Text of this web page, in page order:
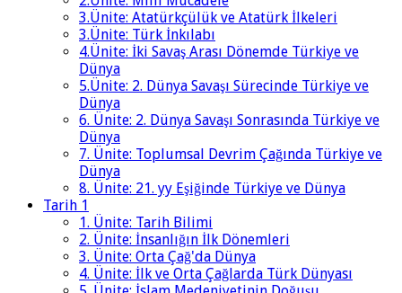
3.Ünite: Atatürkçülük ve Atatürk İlkeleri
3.Ünite: Türk İnkılabı
4.Ünite: İki Savaş Arası Dönemde Türkiye ve
Dünya
5.Ünite: 2. Dünya Savaşı Sürecinde Türkiye ve
Dünya
6. Ünite: 2. Dünya Savaşı Sonrasında Türkiye ve
Dünya
7. Ünite: Toplumsal Devrim Çağında Türkiye ve
Dünya
8. Ünite: 21. yy Eşiğinde Türkiye ve Dünya
Tarih 1
1. Ünite: Tarih Bilimi
2. Ünite: İnsanlığın İlk Dönemleri
3. Ünite: Orta Çağ'da Dünya
4. Ünite: İlk ve Orta Çağlarda Türk Dünyası